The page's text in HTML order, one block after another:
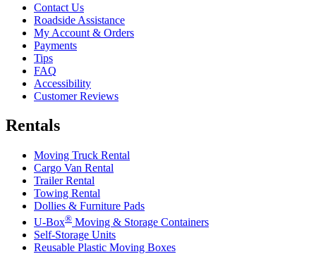
Contact Us
Roadside Assistance
My Account & Orders
Payments
Tips
FAQ
Accessibility
Customer Reviews
Rentals
Moving Truck Rental
Cargo Van Rental
Trailer Rental
Towing Rental
Dollies & Furniture Pads
U-Box® Moving & Storage Containers
Self-Storage Units
Reusable Plastic Moving Boxes